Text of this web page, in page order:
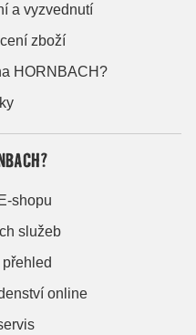
a vyzvednutí
zboží
HORNBACH?
shopu
služeb
online